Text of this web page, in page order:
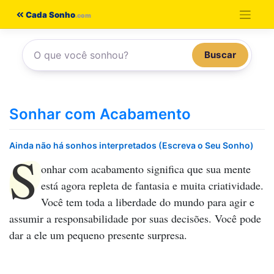
conteúdo
Cada Sonho
Buscar
Sonhar com Acabamento
Ainda não há sonhos interpretados (Escreva o Seu Sonho)
S onhar com acabamento significa que sua mente
está agora repleta de fantasia e muita criatividade.
Você tem toda a liberdade do mundo para agir e
assumir a responsabilidade por suas decisões. Você pode
dar a ele um pequeno presente surpresa.